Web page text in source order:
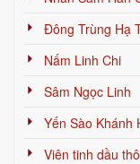
Đông Trùng Hạ
Nấm Linh Chi
Sâm Ngọc Linh
Yến Sào Khánh
Viên tinh dầu